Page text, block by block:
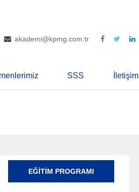
akademi@kpmg.com.tr
SSS İletişim
EĞITIM PROGRAMI